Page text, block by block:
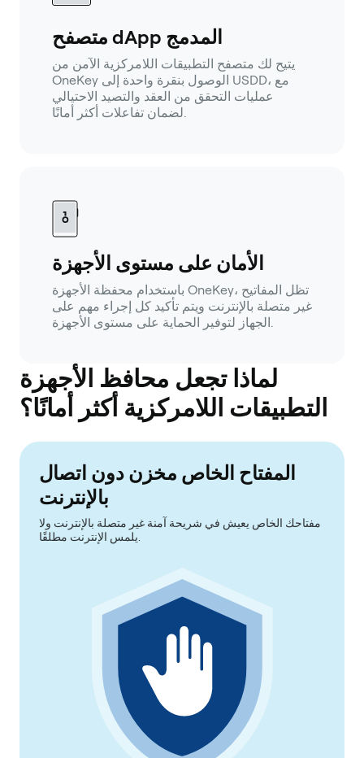
متصفح dApp المدمج
يتيح لك متصفح التطبيقات اللامركزية الآمن من
OneKey الوصول بنقرة واحدة إلى USDD، مع
عمليات التحقق من العقد والتصيد الاحتيالي
لضمان تفاعلات أكثر أمانًا.
الأمان على مستوى الأجهزة
باستخدام محفظة الأجهزة OneKey، تظل المفاتيح
غير متصلة بالإنترنت ويتم تأكيد كل إجراء مهم على
الجهاز لتوفير الحماية على مستوى الأجهزة.
لماذا تجعل محافظ الأجهزة
التطبيقات اللامركزية أكثر أمانًا؟
المفتاح الخاص مخزن دون اتصال
بالإنترنت
مفتاحك الخاص يعيش في شريحة آمنة غير متصلة بالإنترنت ولا